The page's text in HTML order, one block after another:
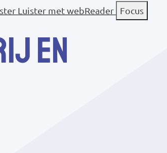
Luister met webReader Focus
en